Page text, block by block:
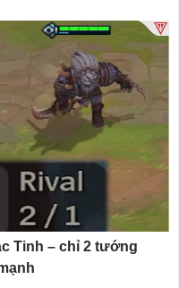
Tinh – chỉ 2 tướng